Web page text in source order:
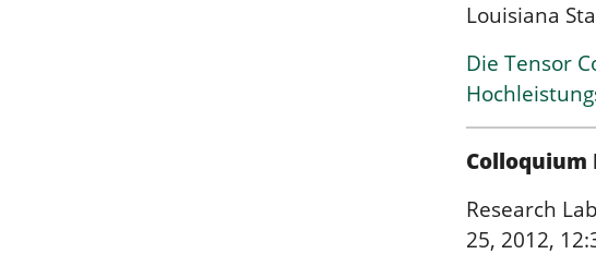
Louisiana
Die Tensor
Colloquium
Research
25, 2012,